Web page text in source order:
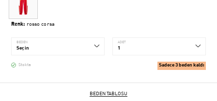
Renk: rosso corsa
BEDEN ADET
Stokta Sadece 3 beden kaldı
BEDEN TABLOSU